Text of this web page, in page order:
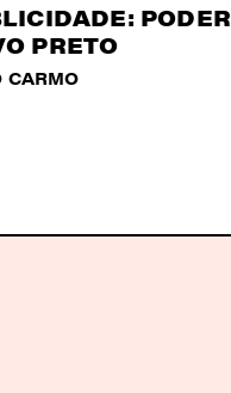
PODER
PRETO
CARMO